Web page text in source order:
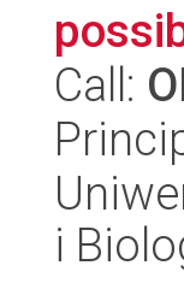
Call:
i